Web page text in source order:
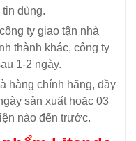
dùng.
ty giao tận nhà
thành khác, công ty
1-2 ngày.
hàng chính hãng, đầy
sản xuất hoặc 03
nào đến trước.